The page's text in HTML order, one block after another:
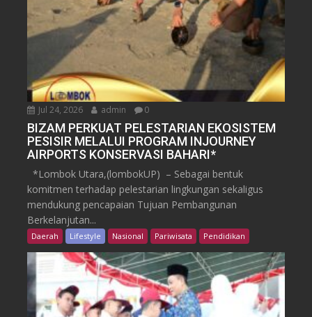
Jul 24, 2026 admin 0
BIZAM PERKUAT PELESTARIAN EKOSISTEM
PESISIR MELALUI PROGRAM INJOURNEY
AIRPORTS KONSERVASI BAHARI*
*Lombok Utara,(lombokUP) – Sebagai bentuk
komitmen terhadap pelestarian lingkungan sekaligus
mendukung pencapaian Tujuan Pembangunan
Berkelanjutan...
Daerah Lifestyle Nasional Pariwisata Pendidikan